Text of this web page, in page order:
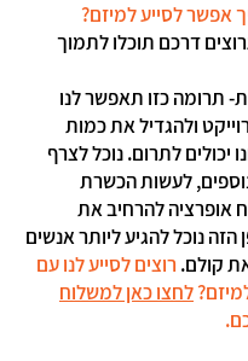
אפשר לסייע למיזם?
דרכם תוכלו לתמוך
תרומה כזו תאפשר לנו
ולהגדיל את כמות
יכולים לתרום. נוכל לצרף
לעשות הכשרת
אופרציה להרחיב את
הזה נוכל להגיע ליותר אנשים
קולם. רוצים לסייע לנו עם
לחצו כאן למשלוח